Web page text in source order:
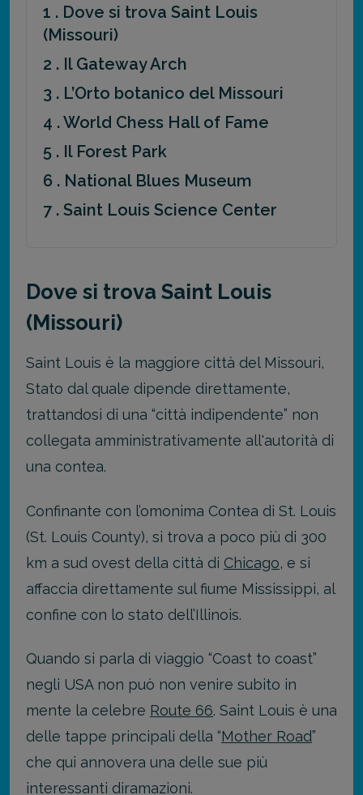
1 . Dove si trova Saint Louis
(Missouri)
2 . Il Gateway Arch
3 . L’Orto botanico del Missouri
4 . World Chess Hall of Fame
5 . Il Forest Park
6 . National Blues Museum
7 . Saint Louis Science Center
Dove si trova Saint Louis
(Missouri)
Saint Louis è la maggiore città del Missouri,
Stato dal quale dipende direttamente,
trattandosi di una “città indipendente” non
collegata amministrativamente all'autorità di
una contea.
Confinante con l’omonima Contea di St. Louis
(St. Louis County), si trova a poco più di 300
km a sud ovest della città di Chicago, e si
affaccia direttamente sul fiume Mississippi, al
confine con lo stato dell’Illinois.
Quando si parla di viaggio “Coast to coast”
negli USA non può non venire subito in
mente la celebre Route 66. Saint Louis è una
delle tappe principali della “Mother Road”
che qui annovera una delle sue più
interessanti diramazioni.